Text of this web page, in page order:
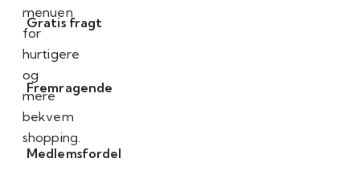
menuen
for
hurtigere
og
mere
bekvem
shopping.
Gratis fragt
Fremragende
Medlemsfordel